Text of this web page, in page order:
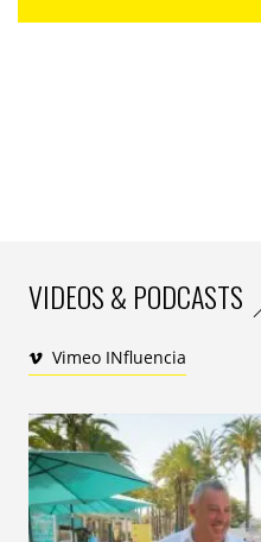
VIDEOS & PODCASTS
Vimeo INfluencia